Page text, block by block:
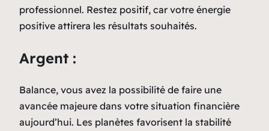
professionnel. Restez positif, car votre énergie
positive attirera les résultats souhaités.
Argent :
Balance, vous avez la possibilité de faire une
avancée majeure dans votre situation financière
aujourd’hui. Les planètes favorisent la stabilité